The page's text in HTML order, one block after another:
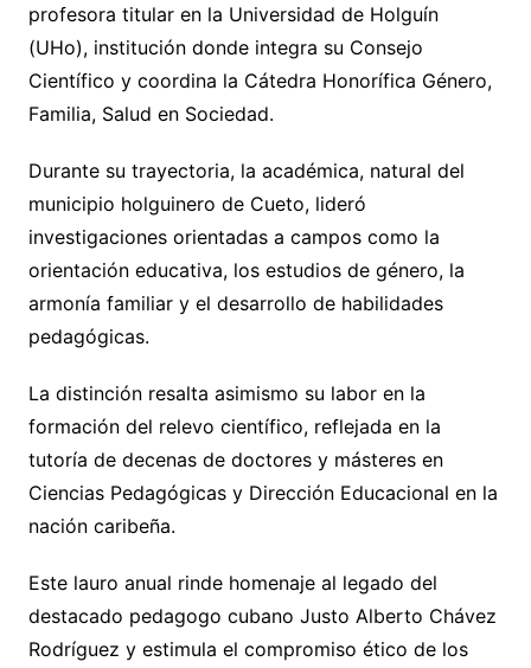
profesora titular en la Universidad de Holguín
(UHo), institución donde integra su Consejo
Científico y coordina la Cátedra Honorífica Género,
Familia, Salud en Sociedad.
Durante su trayectoria, la académica, natural del
municipio holguinero de Cueto, lideró
investigaciones orientadas a campos como la
orientación educativa, los estudios de género, la
armonía familiar y el desarrollo de habilidades
pedagógicas.
La distinción resalta asimismo su labor en la
formación del relevo científico, reflejada en la
tutoría de decenas de doctores y másteres en
Ciencias Pedagógicas y Dirección Educacional en la
nación caribeña.
Este lauro anual rinde homenaje al legado del
destacado pedagogo cubano Justo Alberto Chávez
Rodríguez y estimula el compromiso ético de los